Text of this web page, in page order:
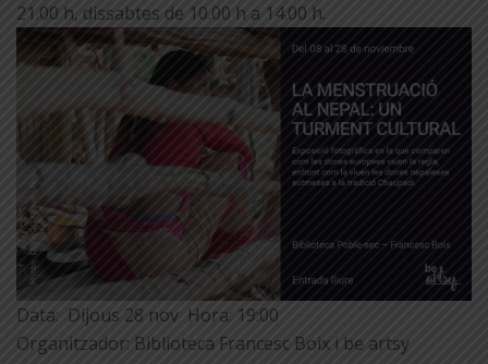
21.00 h, dissabtes de 10.00 h a 14.00 h.
Data: Dijous 28 nov Hora: 19:00
Organitzador: Biblioteca Francesc Boix i be artsy